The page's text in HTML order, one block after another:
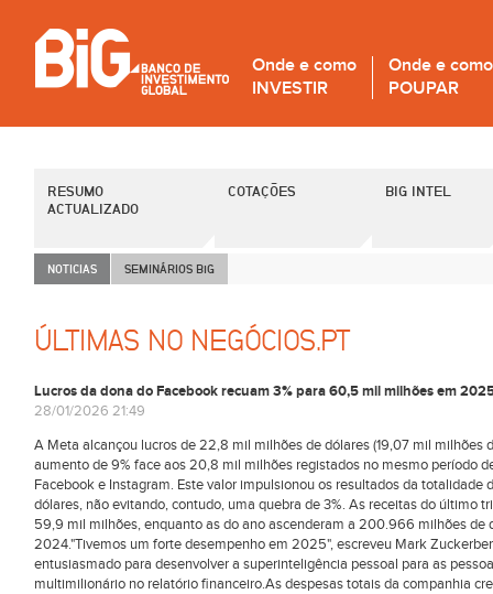
Onde e como
INVESTIR
Onde e como
POUPAR
RESUMO
ACTUALIZADO
COTAÇÕES BIG INTEL
NOTICIAS SEMINÁRIOS BiG
ÚLTIMAS NO NEGÓCIOS.PT
Lucros da dona do Facebook recuam 3% para 60,5 mil milhões em
28/01/2026 21:49
A Meta alcançou lucros de 22,8 mil milhões de dólares (19,07 mil milhões
aumento de 9% face aos 20,8 mil milhões registados no mesmo período
Facebook e Instagram. Este valor impulsionou os resultados da
dólares, não evitando, contudo, uma quebra de 3%. As receitas do último
59,9 mil milhões, enquanto as do ano ascenderam a 200.966 milhões de
2024."Tivemos um forte desempenho em 2025", escreveu Mark
entusiasmado para desenvolver a superinteligência pessoal para as
multimilionário no relatório financeiro.As despesas totais da companhia